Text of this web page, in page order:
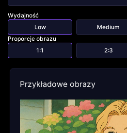
Wydajność
Low
Medium
Proporcje obrazu
1:1
2:3
Przykładowe obrazy